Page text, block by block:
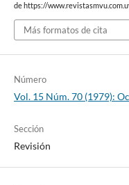
de https://
Más formatos de cita
Número
Vol. 15 Núm. 70 (1979):
Sección
Revisión